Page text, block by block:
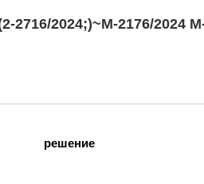
2716/2024;)~М-2176/2024
решение